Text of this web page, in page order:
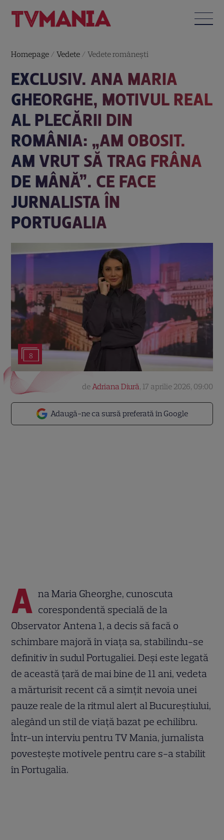
Homepage /Vedete /Vedete româneşti
EXCLUSIV. ANA MARIA
GHEORGHE, MOTIVUL REAL
AL PLECĂRII DIN
ROMÂNIA: „AM OBOSIT.
AM VRUT SĂ TRAG FRÂNA
DE MÂNĂ”. CE FACE
JURNALISTA ÎN
PORTUGALIA
8
Adaugă-ne ca sursă preferată în Google
deAdriana Diură, 17 aprilie 2026, 09:00
A na Maria Gheorghe, cunoscuta
corespondentă specială de la
Observator Antena 1, a decis să facă o
schimbare majoră în viața sa, stabilindu-se
definitiv în sudul Portugaliei. Deși este legată
de această țară de mai bine de 11 ani, vedeta
a mărturisit recent că a simțit nevoia unei
pauze reale de la ritmul alert al Bucureștiului,
alegând un stil de viață bazat pe echilibru.
Într-un interviu pentru TV Mania, jurnalista
povestește motivele pentru care s-a stabilit
în Portugalia.